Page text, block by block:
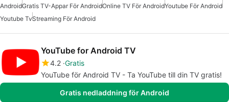
AndroidGratis TV-Appar För AndroidOnline TV För AndroidYoutube För Android
Youtube TvStreaming För Android
YouTube for Android TV
4.2 Gratis
YouTube för Android TV - Ta YouTube till din TV gratis!
Gratis nedladdning för Android